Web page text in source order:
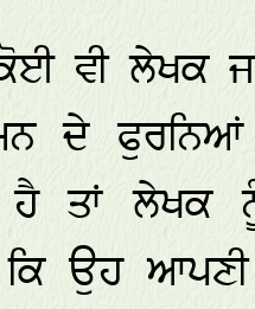
ਵੀ ਲੇਖਕ
ਮਨ ਦੇ
ਹੈ ਤਾਂ ਲੇਖਕ
ਕਿ ਉਹ